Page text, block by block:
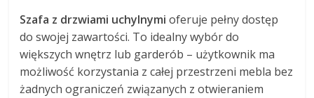
Szafa z drzwiami uchylnymi oferuje pełny dostęp
do swojej zawartości. To idealny wybór do
większych wnętrz lub garderób – użytkownik ma
możliwość korzystania z całej przestrzeni mebla bez
żadnych ograniczeń związanych z otwieraniem